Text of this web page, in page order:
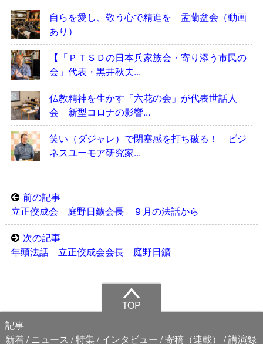
自らを愛し、敬う心で精進を 盂蘭盆会（動画
あり）
【「ＰＴＳＤの日本兵家族会・寄り添う市民の
会」代表・黒井秋夫...
仏教精神を生かす「六花の会」が代表世話人
会 新型コロナの影響...
笑い（ダジャレ）で閉塞感を打ち破る！ ビジ
ネスユーモア研究家...
前の記事
立正佼成会 庭野日鑛会長 ９月の法話から
次の記事
年頭法話 立正佼成会会長 庭野日鑛
TOP
記事
新着
ニュース 特集 インタビュー 寄稿（連載） 講演録